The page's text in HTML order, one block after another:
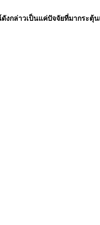
กล่าวเป็นแค่ปัจจัยที่มากระตุ้